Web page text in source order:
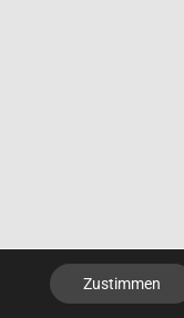
Zustimmen